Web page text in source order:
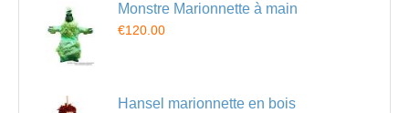
Monstre Marionnette à main
€120.00
Hansel marionnette en bois